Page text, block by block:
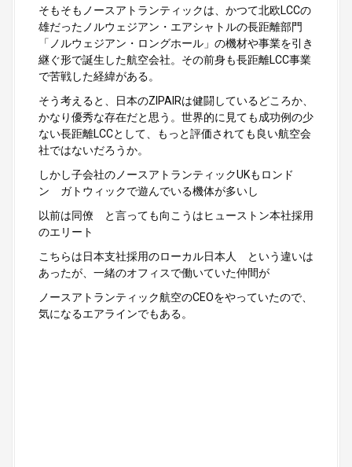
そもそもノースアトランティックは、かつて北欧LCCの
雄だったノルウェジアン・エアシャトルの長距離部門
「ノルウェジアン・ロングホール」の機材や事業を引き
継ぐ形で誕生した航空会社。その前身も長距離LCC事業
で苦戦した経緯がある。
そう考えると、日本のZIPAIRは健闘しているどころか、
かなり優秀な存在だと思う。世界的に見ても成功例の少
ない長距離LCCとして、もっと評価されても良い航空会
社ではないだろうか。
しかし子会社のノースアトランティックUKもロンド
ン ガトウィックで遊んでいる機体が多いし
以前は同僚 と言っても向こうはヒューストン本社採用
のエリート
こちらは日本支社採用のローカル日本人 という違いは
あったが、一緒のオフィスで働いていた仲間が
ノースアトランティック航空のCEOをやっていたので、
気になるエアラインでもある。